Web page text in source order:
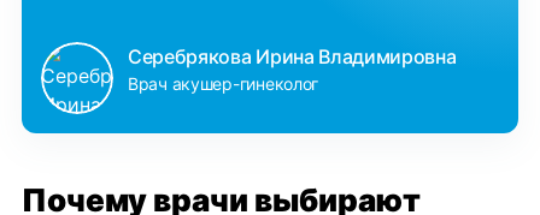
Серебрякова Ирина Владимировна
Врач акушер-гинеколог
Почему врачи выбирают